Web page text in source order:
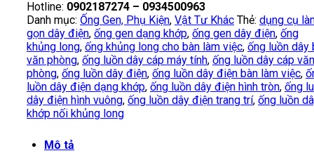
Hotline: 0902187274 – 0934500963
Danh mục: Ống Gen, Phụ Kiện, Vật Tư Khác Thẻ: dụng cụ
gọn dây điện, ống gen dạng khớp, ống gen dây điện, ống
khủng long, ống khủng long cho bàn làm việc, ống luồn dây
văn phòng, ống luồn dây cáp máy tính, ống luồn dây cáp văn
phòng, ống luồn dây điện, ống luồn dây điện bàn làm việc,
luồn dây điện dạng khớp, ống luồn dây điện hình tròn, ống
dây điện hình vuông, ống luồn dây điện trang trí, ống luồn
khớp nối khủng long
Mô tả